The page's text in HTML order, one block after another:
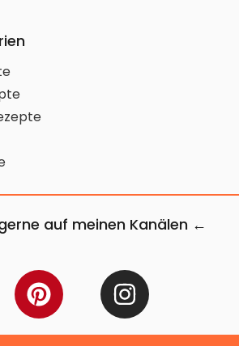
auf meinen Kanälen ←